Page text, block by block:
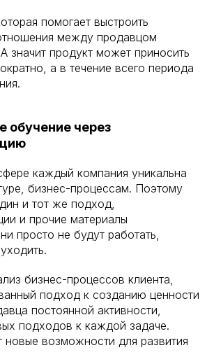
помогает выстроить
между продавцом
значит продукт может приносить
а в течение всего периода
обучение через
каждый компания уникальна
бизнес-процессам. Поэтому
и тот же подход,
и прочие материалы
просто не будут работать,
бизнес-процессов клиента,
подход к созданию ценности
постоянной активности,
подходов к каждой задаче.
новые возможности для развития